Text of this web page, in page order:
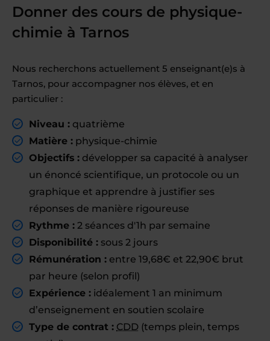
Donner des cours de physique-
chimie à Tarnos
Nous recherchons actuellement 5 enseignant(e)s à
Tarnos, pour accompagner nos élèves, et en
particulier :
Niveau : quatrième
Matière : physique-chimie
Objectifs : développer sa capacité à analyser
un énoncé scientifique, un protocole ou un
graphique et apprendre à justifier ses
réponses de manière rigoureuse
Rythme : 2 séances d'1h par semaine
Disponibilité : sous 2 jours
Rémunération : entre 19,68€ et 22,90€ brut
par heure (selon profil)
Expérience : idéalement 1 an minimum
d’enseignement en soutien scolaire
Type de contrat : CDD (temps plein, temps